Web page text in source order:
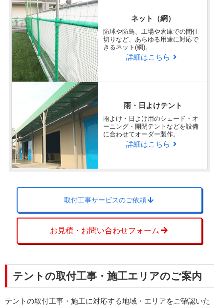
ネット（網）
防球や防鳥、工場や倉庫での間仕
切りなど、あらゆる用途に対応で
きるネット(網)。
詳細はこちら
雨・日よけテント
雨よけ・日よけ用のシェード・オ
ーニング・開閉テントなどを設備
に合わせてオーダー製作。
詳細はこちら
取付工事サービスのご依頼
お見積・お問い合わせフォーム
テントの取付工事・施工エリアのご案内
テントの取付工事・施工に対応する地域・エリアをご確認いた